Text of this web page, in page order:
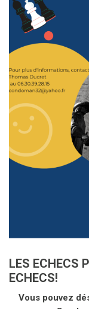
LES ECHECS
Vous pouvez
L'occasion de
LES ECHECS